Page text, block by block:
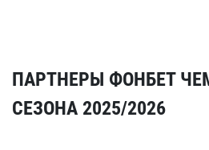
ПАРТНЕРЫ ФОНБЕТ
СЕЗОНА 2025/2026